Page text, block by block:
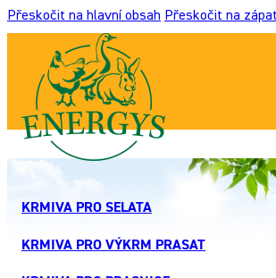
Přeskočit na hlavní obsah Přeskočit na
KRMIVA PRO SELATA
KRMIVA PRO VÝKRM PRASAT